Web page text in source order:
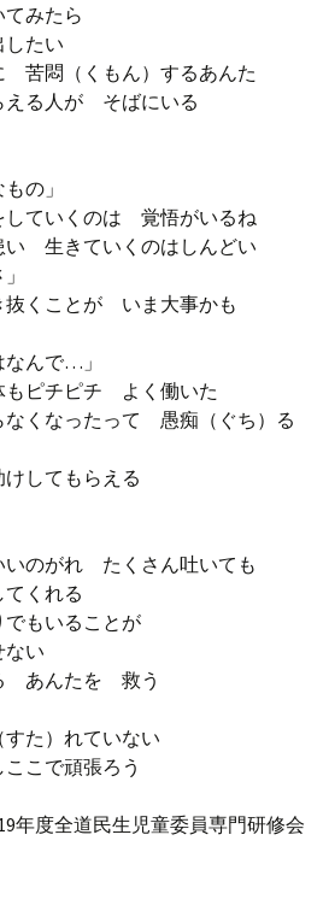
みたら
たい
苦悶（くもん）するあんた
る人が そばにいる
の」
ていくのは 覚悟がいるね
生きていくのはしんどい
」
くことが いま大事かも
んで…」
ピチピチ よく働いた
くなったって 愚痴（ぐち）る
してもらえる
のがれ たくさん吐いても
くれる
もいることが
ない
あんたを 救う
た）れていない
こで頑張ろう
年度全道民生児童委員専門研修会